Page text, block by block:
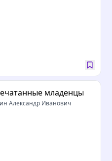
младенцы
Александр Иванович